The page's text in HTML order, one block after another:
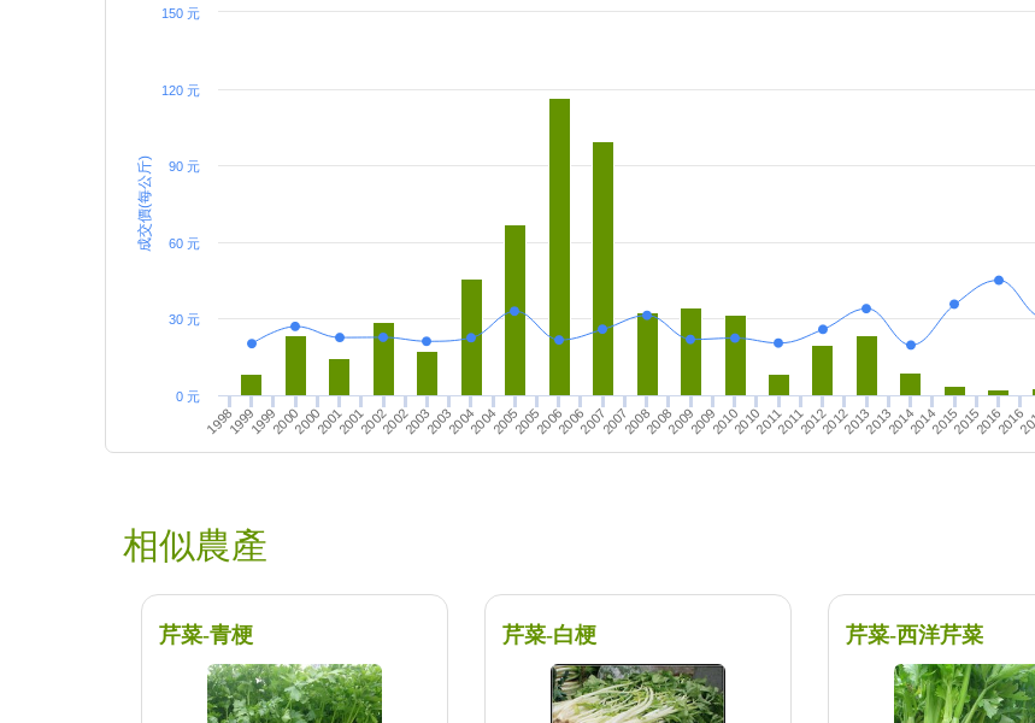
成交價(每公斤)
1998199919992000200020012001200220022003200320042004200520052006200620072007200820082009200920102010201120112012201220132013201420142015201520162016
0 元
30 元
60 元
90 元
120 元
150 元
相似農產
芹菜-青梗 芹菜-白梗 芹菜-西洋芹菜